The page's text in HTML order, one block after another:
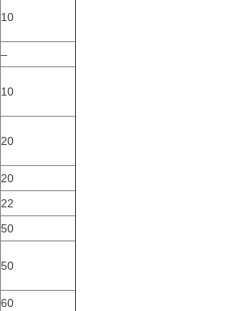
10
–
10
20
20
22
50
50
60